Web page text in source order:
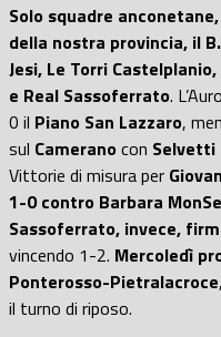
Solo squadre
della nostra provincia, il B.
Jesi, Le Torri
e Real Sassoferrato.
0 il Piano San Lazzaro,
sul Cameranocon Selvetti
Vittorie di misura per
1-0 contro Barbara
Sassoferrato, invece,
vincendo 1-2. Mercoledì
Ponterosso-Pietralacroce
il turno di riposo.